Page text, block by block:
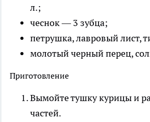
л.;
чеснок — 3 зубца;
петрушка, лавровый лист,
молотый черный перец,
Приготовление
Вымойте тушку курицы и
частей.